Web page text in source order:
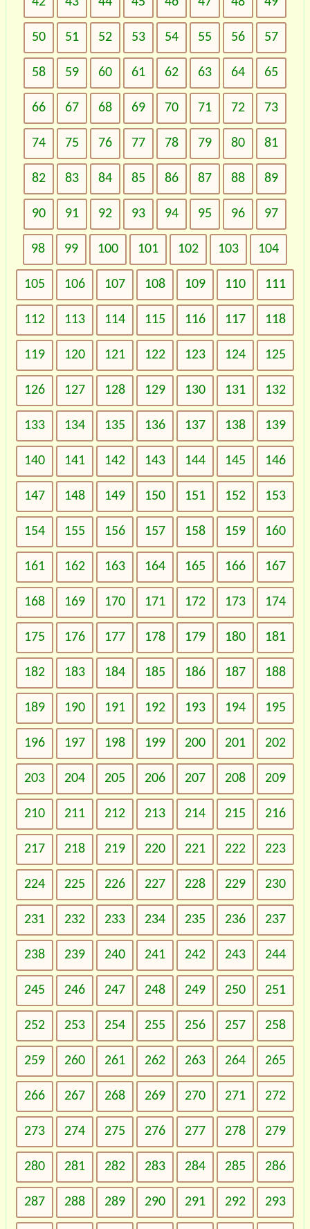
50 51 52 53 54 55 56 57
58 59 60 61 62 63 64 65
66 67 68 69 70 71 72 73
74 75 76 77 78 79 80 81
82 83 84 85 86 87 88 89
90 91 92 93 94 95 96 97
98 99 100 101 102 103 104
105 106 107 108 109 110 111
112 113 114 115 116 117 118
119 120 121 122 123 124 125
126 127 128 129 130 131 132
133 134 135 136 137 138 139
140 141 142 143 144 145 146
147 148 149 150 151 152 153
154 155 156 157 158 159 160
161 162 163 164 165 166 167
168 169 170 171 172 173 174
175 176 177 178 179 180 181
182 183 184 185 186 187 188
189 190 191 192 193 194 195
196 197 198 199 200 201 202
203 204 205 206 207 208 209
210 211 212 213 214 215 216
217 218 219 220 221 222 223
224 225 226 227 228 229 230
231 232 233 234 235 236 237
238 239 240 241 242 243 244
245 246 247 248 249 250 251
252 253 254 255 256 257 258
259 260 261 262 263 264 265
266 267 268 269 270 271 272
273 274 275 276 277 278 279
280 281 282 283 284 285 286
287 288 289 290 291 292 293